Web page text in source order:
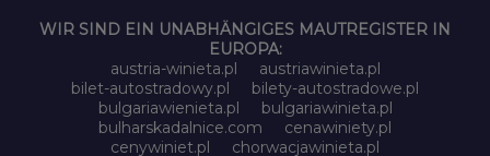
WIR SIND EIN UNABHÄNGIGES MAUTREGISTER IN
EUROPA:
austria-winieta.pl
austriawinieta.pl
bilet-autostradowy.pl
bilety-autostradowe.pl
bulgariawienieta.pl
bulgariawinieta.pl
bulharskadalnice.com
cenawiniety.pl
cenywiniet.pl
chorwacjawinieta.pl